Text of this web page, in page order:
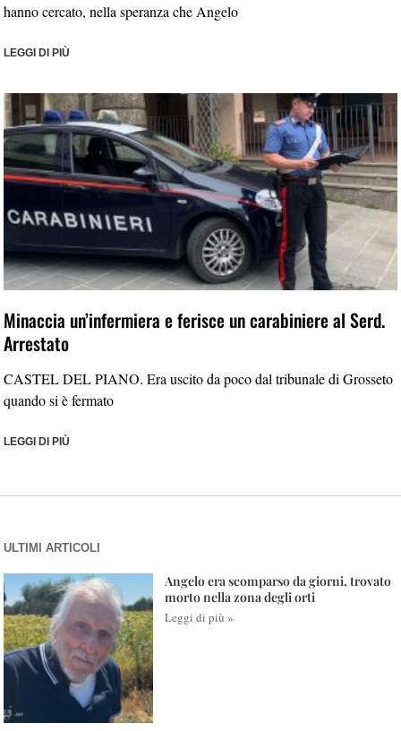
hanno cercato, nella speranza che Angelo
LEGGI DI PIÙ
Minaccia un’infermiera e ferisce un carabiniere al Serd.
Arrestato
CASTEL DEL PIANO. Era uscito da poco dal tribunale di Grosseto
quando si è fermato
LEGGI DI PIÙ
ULTIMI ARTICOLI
Angelo era scomparso da giorni, trovato
morto nella zona degli orti
Leggi di più »